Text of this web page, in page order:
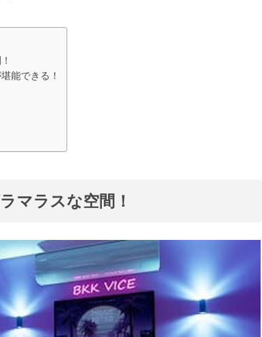
能できる！
マラスな空間！